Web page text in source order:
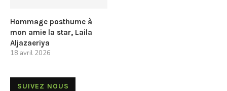
Hommage posthume à
mon amie la star, Laila
Aljazaeriya
18 avril 2026
SUIVEZ NOUS